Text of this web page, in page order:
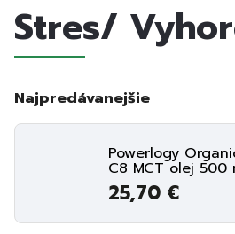
Stres/
Najpredávanejšie
Powerlogy
C8 MCT olej 500
25,70 €